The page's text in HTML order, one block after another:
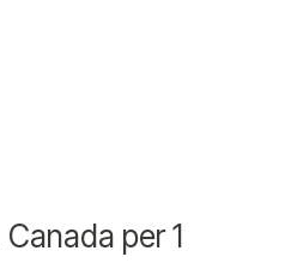
per 1